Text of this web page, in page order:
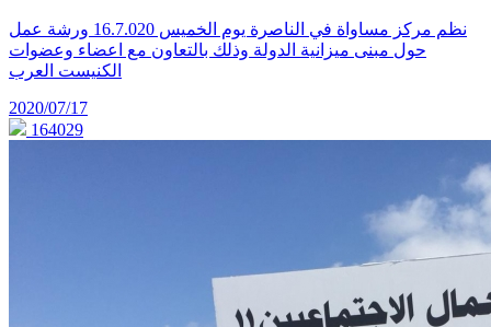
نظم مركز مساواة في الناصرة يوم الخميس 16.7.020 ورشة عمل
حول مبنى ميزانية الدولة وذلك بالتعاون مع اعضاء وعضوات
الكنيست العرب
2020/07/17
164029